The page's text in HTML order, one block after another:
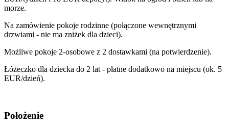
morze.
Na zamówienie pokoje rodzinne (połączone wewnętrznymi
drzwiami - nie ma zniżek dla dzieci).
Możliwe pokoje 2-osobowe z 2 dostawkami (na potwierdzenie).
Łóżeczko dla dziecka do 2 lat - płatne dodatkowo na miejscu (ok. 5
EUR/dzień).
Położenie